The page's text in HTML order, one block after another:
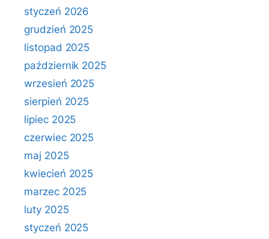
styczeń 2026
grudzień 2025
listopad 2025
październik 2025
wrzesień 2025
sierpień 2025
lipiec 2025
czerwiec 2025
maj 2025
kwiecień 2025
marzec 2025
luty 2025
styczeń 2025